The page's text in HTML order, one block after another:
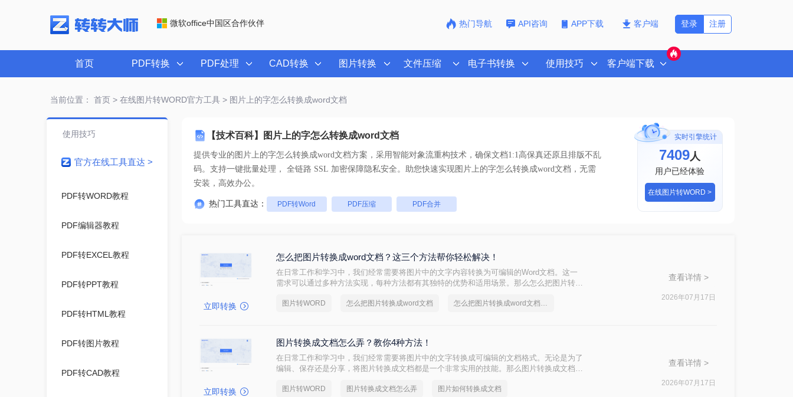
微软office中国区合作伙伴 热门导航 API咨询 APP下载 客户端 注册
登录
首页 PDF转换 PDF处理 CAD转换 图片转换 文件压缩 电子书转换 使用技巧 客户端下载
当前位置： 首页> 在线图片转WORD官方工具> 图片上的字怎么转换成word文档
【技术百科】图片上的字怎么转换成word文档
提供专业的 图片上的字怎么转换成word文档方案，采用智能对象流重构技术，确保文档1:1高保真还原且排版不乱
码。支持一键批量处理， 全链路 SSL 加密保障隐私安全。助您快速实现图片上的字怎么转换成word文档 ，无需
安装，高效办公。
热门工具直达： PDF转Word PDF压缩 PDF合并
实时引擎统计
7409人
用户已经体验
在线图片转WORD >
使用技巧
官方在线工具直达 >
PDF转WORD教程
PDF编辑器教程
PDF转EXCEL教程
PDF转PPT教程
PDF转HTML教程
PDF转图片教程
PDF转CAD教程
立即转换
怎么把图片转换成word文档？这三个方法帮你轻松解决！
在日常工作和学习中，我们经常需要将图片中的文字内容转换为可编辑的Word文档。这一
需求可以通过多种方法实现，每种方法都有其独特的优势和适用场景。那么怎么把图片转换
时推荐一些实用的工具。
图片转WORD 怎么把图片转换成word文档 怎么把图片转换成word文档格式
查看详情 >
2026年07月17日
立即转换
图片转换成文档怎么弄？教你4种方法！
在日常工作和学习中，我们经常需要将图片中的文字转换成可编辑的文档格式。无论是为了
编辑、保存还是分享，将图片转换成文档都是一个非常实用的技能。那么图片转换成文档怎
图片转WORD 图片转换成文档怎么弄 图片如何转换成文档
查看详情 >
2026年07月17日